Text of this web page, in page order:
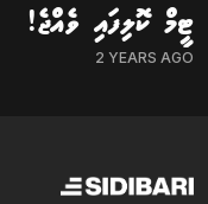
ޓީމް ކޮލިފައި ވެއްޖެ!
2 YEARS AGO